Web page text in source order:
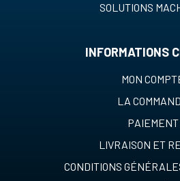
SOLUTIONS
INFORMATIONS
MON
LA
PAIEMENT
LIVRAISON ET
CONDITIONS